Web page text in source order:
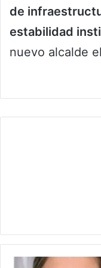
de
estabilidad
nuevo alcalde